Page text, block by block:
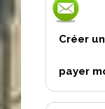
Créer
payer